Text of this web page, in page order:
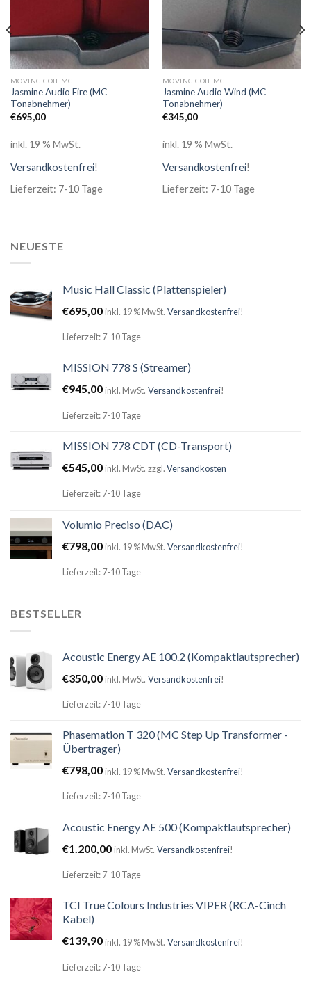
MOVING COIL MC
Jasmine Audio Fire (MC
Tonabnehmer)
€695,00
inkl. 19 % MwSt.
Versandkostenfrei!
Lieferzeit: 7-10 Tage
MOVING COIL MC
Jasmine Audio Wind (MC
Tonabnehmer)
€345,00
inkl. 19 % MwSt.
Versandkostenfrei!
Lieferzeit: 7-10 Tage
NEUESTE
Music Hall Classic (Plattenspieler)
€695,00inkl. 19 % MwSt. Versandkostenfrei!
Lieferzeit: 7-10 Tage
MISSION 778 S (Streamer)
€945,00inkl. MwSt. Versandkostenfrei!
Lieferzeit: 7-10 Tage
MISSION 778 CDT (CD-Transport)
€545,00inkl. MwSt. zzgl.Versandkosten
Lieferzeit: 7-10 Tage
Volumio Preciso (DAC)
€798,00inkl. 19 % MwSt. Versandkostenfrei!
Lieferzeit: 7-10 Tage
BESTSELLER
Acoustic Energy AE 100.2 (Kompaktlautsprecher)
€350,00inkl. MwSt. Versandkostenfrei!
Lieferzeit: 7-10 Tage
Phasemation T 320 (MC Step Up Transformer -
Übertrager)
€798,00inkl. 19 % MwSt. Versandkostenfrei!
Lieferzeit: 7-10 Tage
Acoustic Energy AE 500 (Kompaktlautsprecher)
€1.200,00inkl. MwSt. Versandkostenfrei!
Lieferzeit: 7-10 Tage
TCI True Colours Industries VIPER (RCA-Cinch
Kabel)
€139,90inkl. 19 % MwSt. Versandkostenfrei!
Lieferzeit: 7-10 Tage